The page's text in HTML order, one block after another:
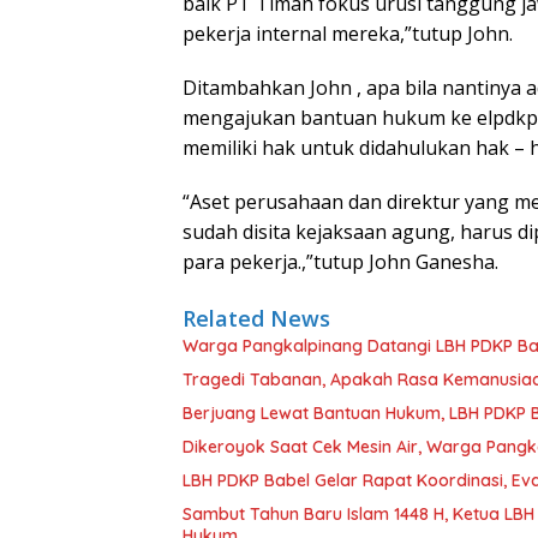
pekerja internal mereka,”tutup John.
Ditambahkan John , apa bila nantinya
mengajukan bantuan hukum ke
memiliki hak untuk didahulukan hak –
“Aset perusahaan dan direktur yang
sudah disita kejaksaan agung, harus
para pekerja.,”tutup John Ganesha.
Related News
Warga Pangkalpinang Datangi LBH PDKP
Tragedi Tabanan, Apakah Rasa
Berjuang Lewat Bantuan Hukum, LBH
Dikeroyok Saat Cek Mesin Air, Warga
LBH PDKP Babel Gelar Rapat Koordinasi,
Sambut Tahun Baru Islam 1448 H, Ketua LBH PDKP Babel Komitmen Tingkatkan Layanan Bantuan